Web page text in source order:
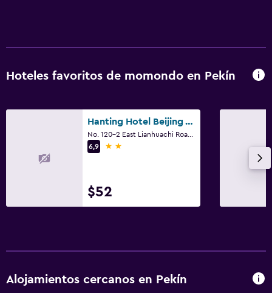
Hoteles favoritos de momondo en Pekín
Hanting Hotel Beijing West Railway Station North Square
6,9
2 estrellas
$52
Alojamientos cercanos en Pekín